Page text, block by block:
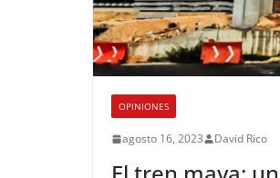
OPINIONES
agosto 16, 2023 David Rico